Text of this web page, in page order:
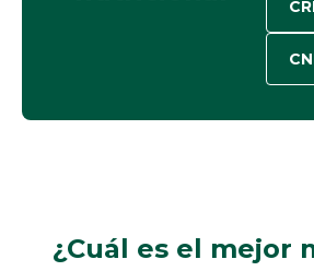
¿Cuál es el mejor